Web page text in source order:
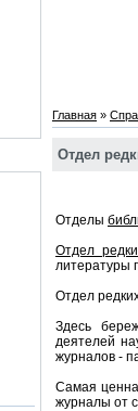
Главная »
Отдел
Отделы
Отдел
литературы
Отдел
Здесь
деятелей
журналов -
Самая
журналы от